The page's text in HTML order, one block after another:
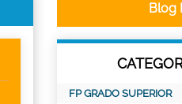
Blog
FP GRADO SUPERIOR